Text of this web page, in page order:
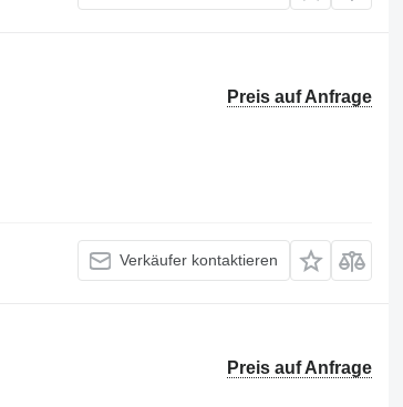
Preis auf Anfrage
Verkäufer kontaktieren
Preis auf Anfrage